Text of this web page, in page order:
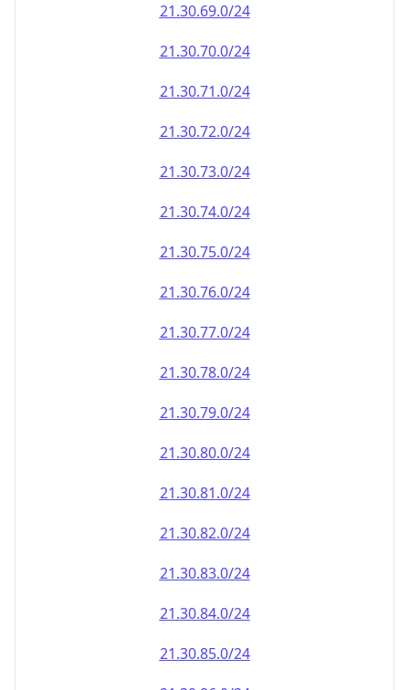
21.30.69.0/24
21.30.70.0/24
21.30.71.0/24
21.30.72.0/24
21.30.73.0/24
21.30.74.0/24
21.30.75.0/24
21.30.76.0/24
21.30.77.0/24
21.30.78.0/24
21.30.79.0/24
21.30.80.0/24
21.30.81.0/24
21.30.82.0/24
21.30.83.0/24
21.30.84.0/24
21.30.85.0/24